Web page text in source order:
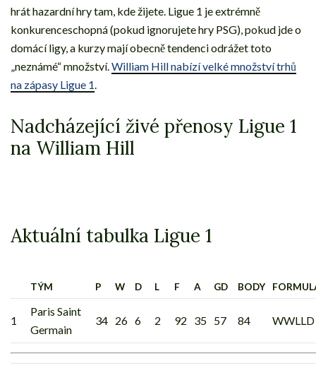
hrát hazardní hry tam, kde žijete. Ligue 1 je extrémně
konkurenceschopná (pokud ignorujete hry PSG), pokud jde o
domácí ligy, a kurzy mají obecně tendenci odrážet toto
„neznámé“ množství. William Hill nabízí velké množství trhů
na zápasy Ligue 1
Nadcházející živé přenosy Ligue 1
na William Hill
Aktuální tabulka Ligue 1
TÝM P W D L F A GD BODY
1
Paris Saint
Germain
34 26 6 2 92 35 57 84 WWLLD